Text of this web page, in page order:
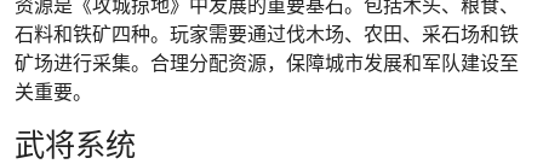
资源是《攻城掠地》中发展的重要基石。包括木头、粮食、
石料和铁矿四种。玩家需要通过伐木场、农田、采石场和铁
矿场进行采集。合理分配资源，保障城市发展和军队建设至
关重要。
武将系统